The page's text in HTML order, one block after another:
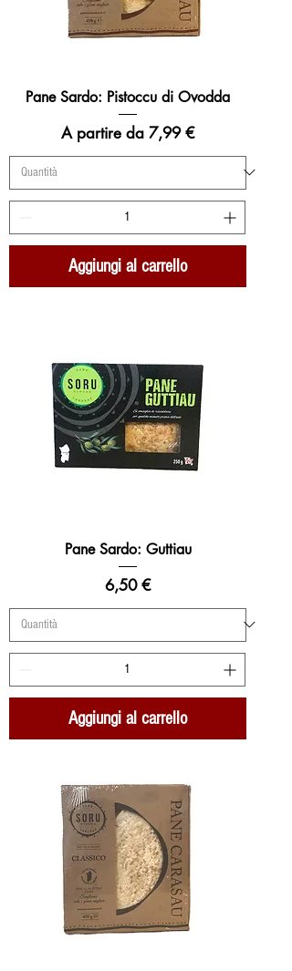
Pane Sardo: Pistoccu di Ovodda
A partire da 7,99 €
Prezzo scontato
Aggiungi al carrello
Pane Sardo: Guttiau
Prezzo
6,50 €
Aggiungi al carrello